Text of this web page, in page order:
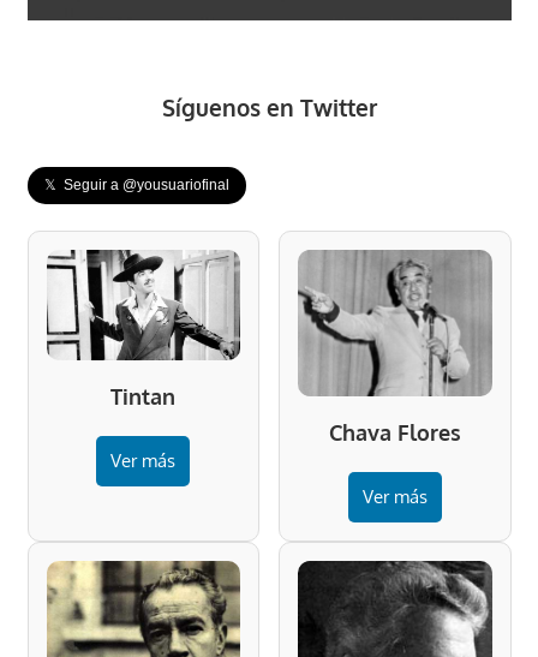
Síguenos en Twitter
𝕏 Seguir a @yousuariofinal
Tintan
Ver más
Chava Flores
Ver más